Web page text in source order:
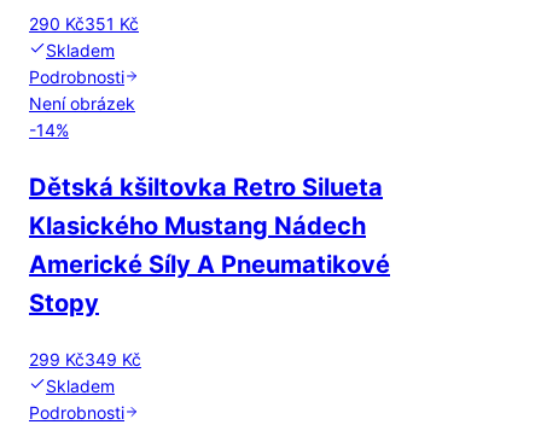
290 Kč351 Kč
Skladem
Podrobnosti
Není obrázek
-14%
Dětská kšiltovka Retro Silueta
Klasického Mustang Nádech
Americké Síly A Pneumatikové
Stopy
299 Kč349 Kč
Skladem
Podrobnosti